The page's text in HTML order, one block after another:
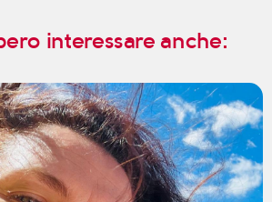
interessare anche: